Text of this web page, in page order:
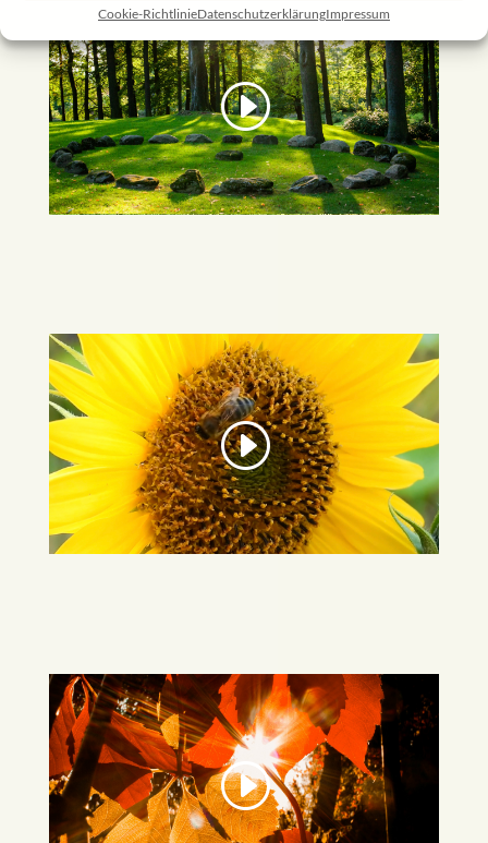
Cookie-RichtlinieDatenschutzerklärungImpressum